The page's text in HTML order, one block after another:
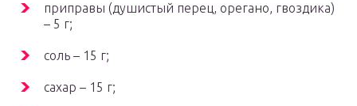
приправы (душистый перец, орегано, гвоздика)
– 5 г;
соль – 15 г;
сахар – 15 г;